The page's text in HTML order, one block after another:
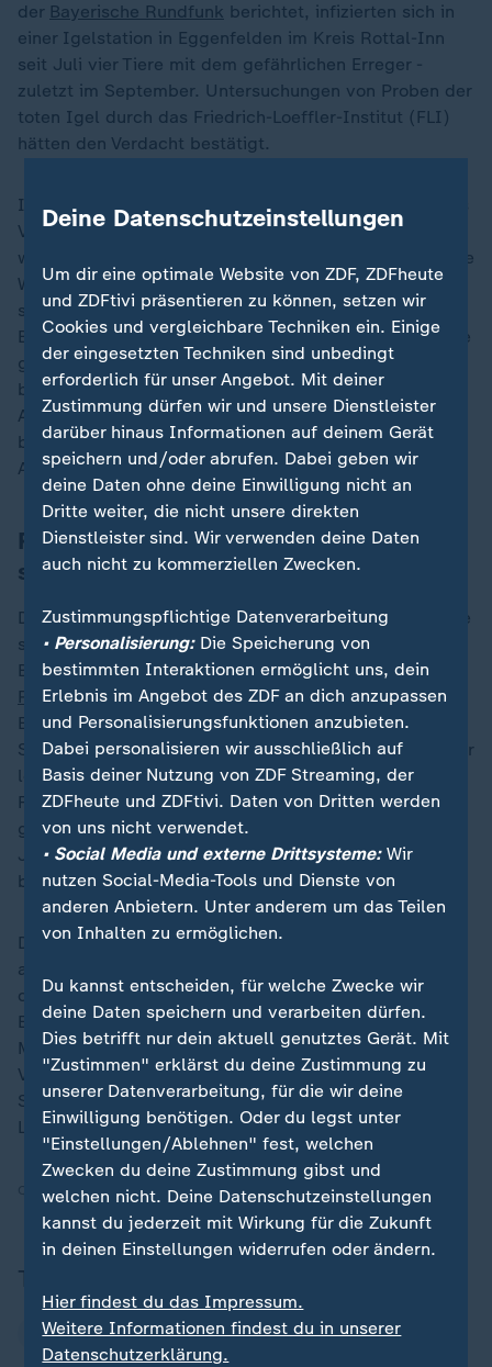
der Bayerische Rundfunk berichtet, infizierten sich in
einer Igelstation in Eggenfelden im Kreis Rottal-Inn
seit Juli vier Tiere mit dem gefährlichen Erreger -
zuletzt im September. Untersuchungen von Proben der
toten Igel durch das Friedrich-Loeffler-Institut (FLI)
hätten den Verdacht bestätigt.
Im Kreis Ebersberg seien bereits im Sommer ebenfalls
Verdachtsfälle bei Igeln und auch Pferden registriert
worden. Das Landratsamt gab aktuell eine vorsorgliche
Warnung heraus: Das Gesundheitsamt weist "auf die
sehr geringe, aber vorhandene Gefahr durch das
Borna-Virus BoDV-1 hin", heißt es auf derWebseite. Die
größte Infektionswahrscheinlichkeit bestehe demnach
beim Kontakt mit Spitzmäusen oder deren
Ausscheidungen. Generell sollten die Tiere nicht mit
bloßen Händen berührt und Kontakt mit ihren
Ausscheidungen vermieden werden, heißt es.
RKI: Übertragung auf Mensch sehr
selten
Die Feldspitzmaus gilt als Überträger des Erregers. Sie
scheidet das Virus mit Kot, Speichel und Urin aus.
BoDV-1 (Borna Disease Virus 1) istnach Angaben des
Robert-Koch-Instituts( RKI) schon seit Langem als
Erreger der Borna’schen Krankheit bei Pferden,
Schafen und anderen Säugetieren bekannt. Der Erreger
löst eine Hirnentzündung aus, die in nahezu allen
Fällen tödlich endet. Erkrankungen beim Menschen
gibt es vermutlich ebenfalls schon seit hunderten
Jahren, so das RKI. Erstmals nachgewiesen wurde sie
beim Menschen 2018.
Das RKI geht von jährlich ungefähr fünf bis zehn
akuten Fällen bei Menschen in Deutschland aus -
damit zähle die BoDV-1-Infektion zu den seltensten
Erkrankungen hierzulande. Eine Übertragung von
Mensch zu Mensch sei sehr unwahrscheinlich. Das
Vorkommen des Virus ist weitgehend auf Gebiete im
Süden und Osten Deutschlands sowie Österreichs,
Liechtensteins und der Schweiz beschränkt.
Quelle: ZDF, dpa
Thema
Bayern
Deine Datenschutzeinstellungen
Um dir eine optimale Website von ZDF, ZDFheute
und ZDFtivi präsentieren zu können, setzen wir
Cookies und vergleichbare Techniken ein. Einige
der eingesetzten Techniken sind unbedingt
erforderlich für unser Angebot. Mit deiner
Zustimmung dürfen wir und unsere Dienstleister
darüber hinaus Informationen auf deinem Gerät
speichern und/oder abrufen. Dabei geben wir
deine Daten ohne deine Einwilligung nicht an
Dritte weiter, die nicht unsere direkten
Dienstleister sind. Wir verwenden deine Daten
auch nicht zu kommerziellen Zwecken.
Zustimmungspflichtige Datenverarbeitung
• Personalisierung:Die Speicherung von
bestimmten Interaktionen ermöglicht uns, dein
Erlebnis im Angebot des ZDF an dich anzupassen
und Personalisierungsfunktionen anzubieten.
Dabei personalisieren wir ausschließlich auf
Basis deiner Nutzung von ZDF Streaming, der
ZDFheute und ZDFtivi. Daten von Dritten werden
von uns nicht verwendet.
• Social Media und externe Drittsysteme:Wir
nutzen Social-Media-Tools und Dienste von
anderen Anbietern. Unter anderem um das Teilen
von Inhalten zu ermöglichen.
Du kannst entscheiden, für welche Zwecke wir
deine Daten speichern und verarbeiten dürfen.
Dies betrifft nur dein aktuell genutztes Gerät. Mit
"Zustimmen" erklärst du deine Zustimmung zu
unserer Datenverarbeitung, für die wir deine
Einwilligung benötigen. Oder du legst unter
"Einstellungen/Ablehnen" fest, welchen
Zwecken du deine Zustimmung gibst und
welchen nicht. Deine Datenschutzeinstellungen
kannst du jederzeit mit Wirkung für die Zukunft
in deinen Einstellungen widerrufen oder ändern.
Hier findest du das Impressum.
Weitere Informationen findest du in unserer
Datenschutzerklärung.